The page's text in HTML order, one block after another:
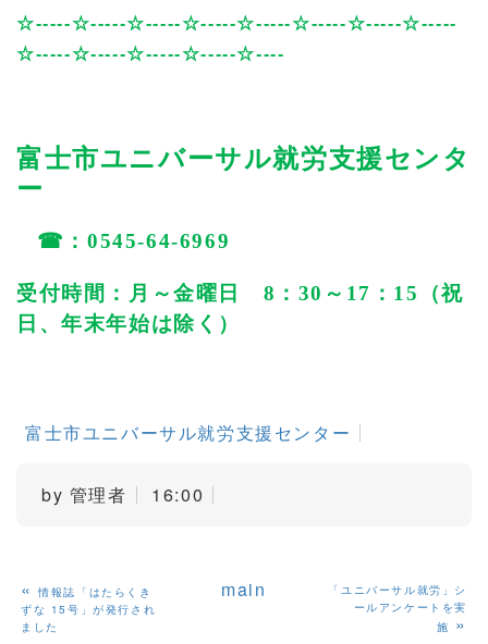
☆-----☆-----☆-----☆-----☆-----☆-----☆-----☆-----
☆-----☆-----☆-----☆-----☆----
富士市ユニバーサル就労支援センタ
ー
☎ ： 0545-64-6969
受付時間：月～金曜日 8 ： 30 ～ 17 ： 15
（祝
日、年末年始は除く）
富士市ユニバーサル就労支援センター
by 管理者 16:00
«情報誌「はたらくき
ずな 15号」が発行され
ました
main
「ユニバーサル就労」シ
ールアンケートを実
施 »